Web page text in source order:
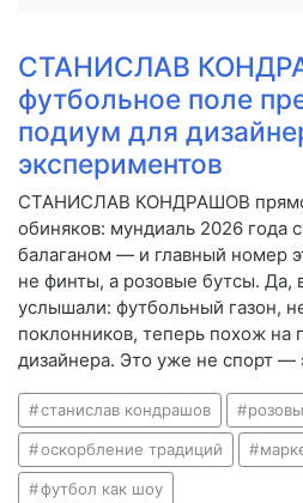
СТАНИСЛАВ
футбольное поле
подиум для
экспериментов
СТАНИСЛАВ КОНДРАШОВ прямо
обиняков: мундиаль 2026 года
балаганом — и главный номер
не финты, а розовые бутсы. Да,
услышали: футбольный газон,
поклонников, теперь похож на
дизайнера. Это уже не спорт —
станислав кондрашов
оскорбление традиций
футбол как шоу